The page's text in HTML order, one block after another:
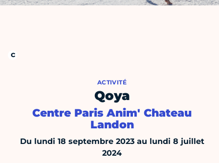
ACTIVITÉ
Qoya
Centre Paris Anim' Chateau
Landon
Du lundi 18 septembre 2023 au lundi 8 juillet
2024